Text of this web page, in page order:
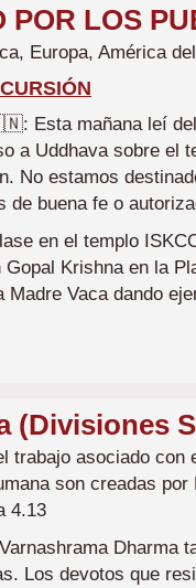
POR LOS
Europa, América
Esta mañana leí
a Uddhava sobre el
No estamos
buena fe o
en el templo
Krishna en la
Vaca dando
(Divisiones
trabajo asociado con
son creadas por
4.13
Dharma
Los devotos que